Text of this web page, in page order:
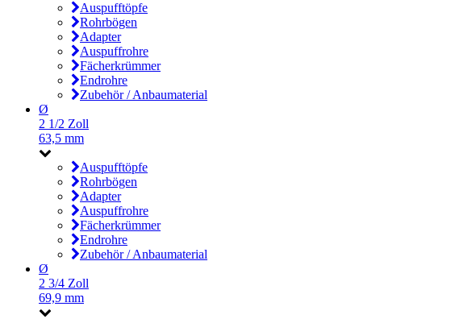
Auspufftöpfe
Rohrbögen
Adapter
Auspuffrohre
Fächerkrümmer
Endrohre
Zubehör / Anbaumaterial
Ø
2 1/2 Zoll
63,5 mm
Auspufftöpfe
Rohrbögen
Adapter
Auspuffrohre
Fächerkrümmer
Endrohre
Zubehör / Anbaumaterial
Ø
2 3/4 Zoll
69,9 mm